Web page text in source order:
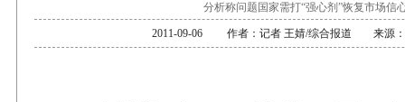
分析称问题国家需打“强心剂”恢复市场信
2011-09-06 作者：记者 王婧/综合报道 来源：